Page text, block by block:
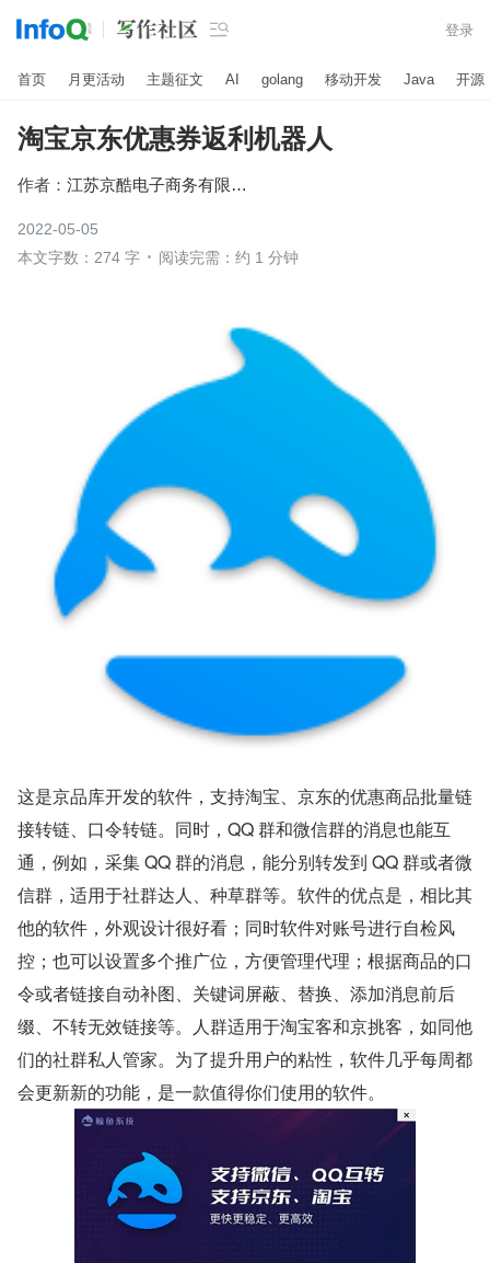
 登录
首页 月更活动 主题征文 AI golang 移动开发 Java 开源
淘宝京东优惠券返利机器人
作者： 江苏京酷电子商务有限公司
2022-05-05
本文字数：274 字
阅读完需：约 1 分钟
这是京品库开发的软件，支持淘宝、京东的优惠商品批量链
接转链、口令转链。同时，QQ 群和微信群的消息也能互
通，例如，采集 QQ 群的消息，能分别转发到 QQ 群或者微
信群，适用于社群达人、种草群等。软件的优点是，相比其
他的软件，外观设计很好看；同时软件对账号进行自检风
控；也可以设置多个推广位，方便管理代理；根据商品的口
令或者链接自动补图、关键词屏蔽、替换、添加消息前后
缀、不转无效链接等。人群适用于淘宝客和京挑客，如同他
们的社群私人管家。为了提升用户的粘性，软件几乎每周都
会更新新的功能，是一款值得你们使用的软件。